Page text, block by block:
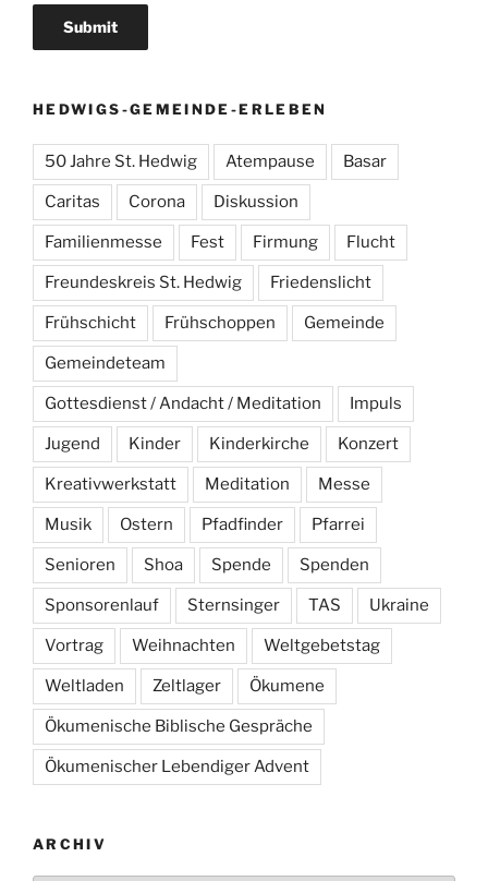
HEDWIGS-GEMEINDE-ERLEBEN
50 Jahre St. Hedwig Atempause Basar
Caritas Corona Diskussion
Familienmesse Fest Firmung Flucht
Freundeskreis St. Hedwig Friedenslicht
Frühschicht Frühschoppen Gemeinde
Gemeindeteam
Gottesdienst / Andacht / Meditation Impuls
Jugend Kinder Kinderkirche Konzert
Kreativwerkstatt Meditation Messe
Musik Ostern Pfadfinder Pfarrei
Senioren Shoa Spende Spenden
Sponsorenlauf Sternsinger TAS Ukraine
Vortrag Weihnachten Weltgebetstag
Weltladen Zeltlager Ökumene
Ökumenische Biblische Gespräche
Ökumenischer Lebendiger Advent
ARCHIV